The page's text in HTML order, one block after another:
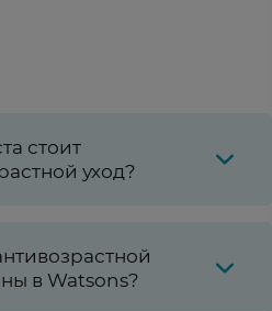
стоит
уход?
в Watsons?